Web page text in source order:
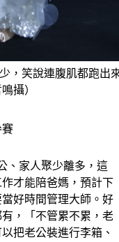
，笑說連腹肌都跑出
攝）
賽
、家人聚少離多，這
才能陪爸媽，預計下
好時間管理大師。好
，「不管累不累，老
把老公裝進行李箱、